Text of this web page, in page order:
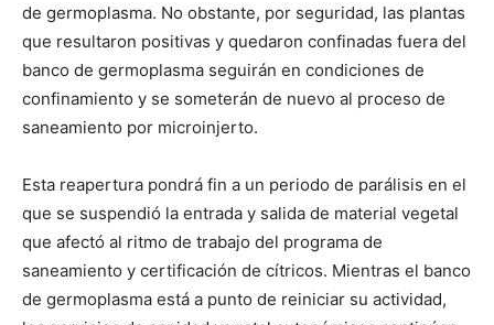
de germoplasma. No obstante, por seguridad, las plantas
que resultaron positivas y quedaron confinadas fuera del
banco de germoplasma seguirán en condiciones de
confinamiento y se someterán de nuevo al proceso de
saneamiento por microinjerto.
Esta reapertura pondrá fin a un periodo de parálisis en el
que se suspendió la entrada y salida de material vegetal
que afectó al ritmo de trabajo del programa de
saneamiento y certificación de cítricos. Mientras el banco
de germoplasma está a punto de reiniciar su actividad,